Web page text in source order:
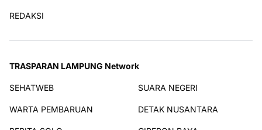
REDAKSI
TRASPARAN LAMPUNG Network
SEHATWEB SUARA NEGERI
WARTA PEMBARUAN DETAK NUSANTARA